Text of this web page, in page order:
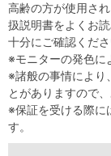
高齢の方が使用さ
扱説明書をよくお
十分にご確認くださ
※モニターの発色に
※諸般の事情により
とがありますので
※保証を受ける際に
す。